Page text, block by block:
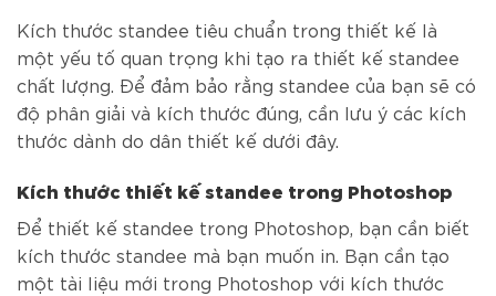
Kích thước standee tiêu chuẩn trong thiết kế là
một yếu tố quan trọng khi tạo ra thiết kế standee
chất lượng. Để đảm bảo rằng standee của bạn sẽ có
độ phân giải và kích thước đúng, cần lưu ý các kích
thước dành do dân thiết kế dưới đây.
Kích thước thiết kế standee trong Photoshop
Để thiết kế standee trong Photoshop, bạn cần biết
kích thước standee mà bạn muốn in. Bạn cần tạo
một tài liệu mới trong Photoshop với kích thước